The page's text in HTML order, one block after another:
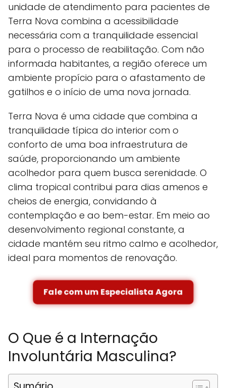
unidade de atendimento para pacientes de
Terra Nova combina a acessibilidade
necessária com a tranquilidade essencial
para o processo de reabilitação. Com não
informada habitantes, a região oferece um
ambiente propício para o afastamento de
gatilhos e o início de uma nova jornada.
Terra Nova é uma cidade que combina a
tranquilidade típica do interior com o
conforto de uma boa infraestrutura de
saúde, proporcionando um ambiente
acolhedor para quem busca serenidade. O
clima tropical contribui para dias amenos e
cheios de energia, convidando à
contemplação e ao bem-estar. Em meio ao
desenvolvimento regional constante, a
cidade mantém seu ritmo calmo e acolhedor,
ideal para momentos de renovação.
Fale com um Especialista Agora
O Que é a Internação
Involuntária Masculina?